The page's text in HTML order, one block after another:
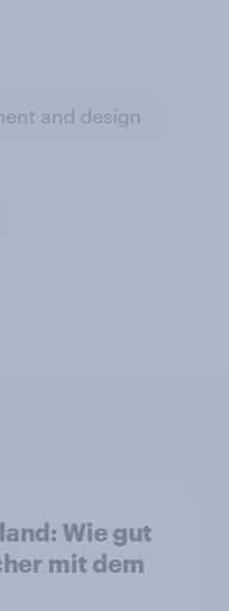
and design
Wie gut
mit dem